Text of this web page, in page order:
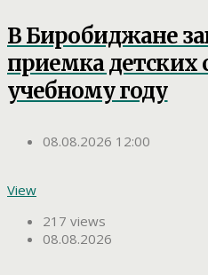
В Биробиджане
приемка детских
учебному году
08.08.2026 12:00
View
217 views
08.08.2026